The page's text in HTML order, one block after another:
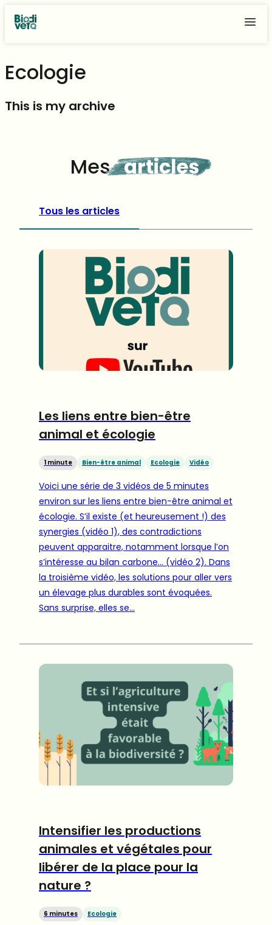
Aller
au
Ecologie
This is my archive
Mes articles
Tous les articles
Les liens entre bien-être
animal et écologie
1 minute Bien-être animal Ecologie Vidéo
Voici une série de 3 vidéos de 5 minutes
environ sur les liens entre bien-être animal et
écologie. S’il existe (et heureusement !) des
synergies (vidéo 1), des contradictions
peuvent apparaitre, notamment lorsque l’on
s’intéresse au bilan carbone… (vidéo 2). Dans
la troisième vidéo, les solutions pour aller vers
un élevage plus durables sont évoquées.
Sans surprise, elles se…
Intensifier les productions
animales et végétales pour
libérer de la place pour la
nature ?
6 minutes Ecologie